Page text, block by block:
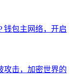
钱包主网络，开启
攻击，加密世界的